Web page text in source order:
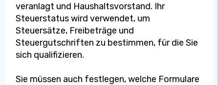
veranlagt und Haushaltsvorstand. Ihr
Steuerstatus wird verwendet, um
Steuersätze, Freibeträge und
Steuergutschriften zu bestimmen, für die Sie
sich qualifizieren.
Sie müssen auch festlegen, welche Formulare